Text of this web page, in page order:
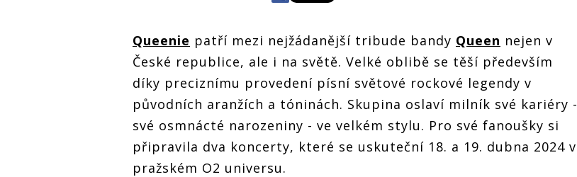
Queenie patří mezi nejžádanější tribude bandy Queen nejen v
České republice, ale i na světě. Velké oblibě se těší především
díky preciznímu provedení písní světové rockové legendy v
původních aranžích a tóninách. Skupina oslaví milník své kariéry -
své osmnácté narozeniny - ve velkém stylu. Pro své fanoušky si
připravila dva koncerty, které se uskuteční 18. a 19. dubna 2024 v
pražském O2 universu.